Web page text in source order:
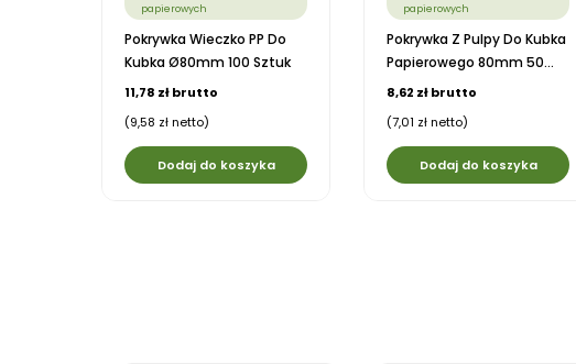
papierowych
Pokrywka Wieczko PP Do
Kubka Ø80mm 100 Sztuk
11,78 zł brutto
(9,58 zł netto)
Dodaj do koszyka
papierowych
Pokrywka Z Pulpy Do Kubka
Papierowego 80mm 50...
8,62 zł brutto
(7,01 zł netto)
Dodaj do koszyka